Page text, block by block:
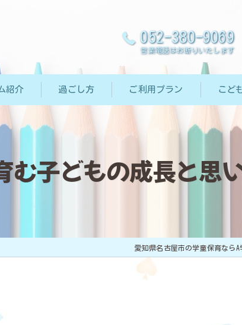
052-380-9069
営業電話はお断りいたします
紹介 過ごし方 ご利用プラン こど
む子どもの成長と思
愛知県名古屋市の学童保育ならA